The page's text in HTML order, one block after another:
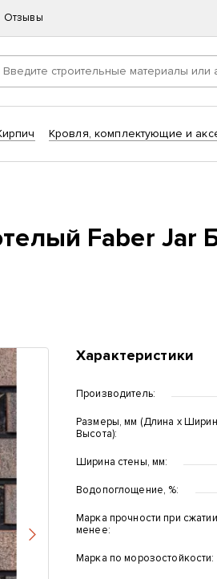
Отзывы
Кровля, комплектующие и
Faber Jar
Вперед
Характеристики
Производитель:
Размеры, мм (Длина x
Высота):
Ширина стены, мм:
Водопоглощение, %:
Марка прочности при
менее:
Марка по морозостойкости: